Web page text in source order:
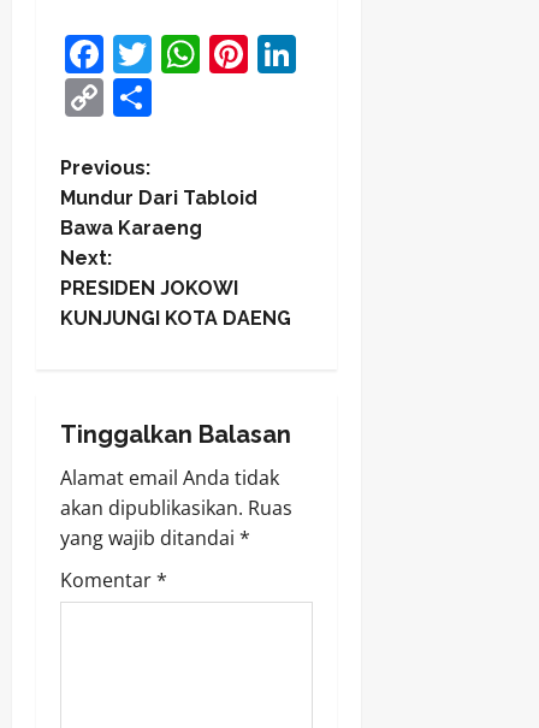
Facebook
Twitter
WhatsApp
Pinterest
Copy
P
o
s
t
a
v
i
g
Previous:
Mundur Dari Tabloid
Bawa Karaeng
Next:
PRESIDEN JOKOWI
KUNJUNGI KOTA DAENG
Tinggalkan Balasan
Alamat email Anda tidak
akan dipublikasikan. Ruas
yang wajib ditandai *
Komentar*